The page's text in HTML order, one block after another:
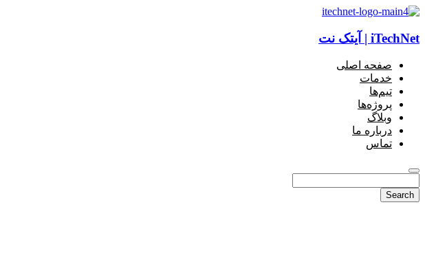
iTechNet | آیتک نت
صفحه اصلی
خدمات
تیم‌ها
پروژه‌ها
وبلاگ
درباره ما
تماس